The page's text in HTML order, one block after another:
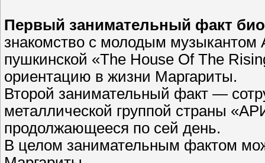
Первый занимательный факт
знакомство с молодым
пушкинской «The House Of The
ориентацию в жизни Маргариты.
Второй занимательный факт —
металлической группой страны
продолжающееся по сей день.
В целом занимательным фактом